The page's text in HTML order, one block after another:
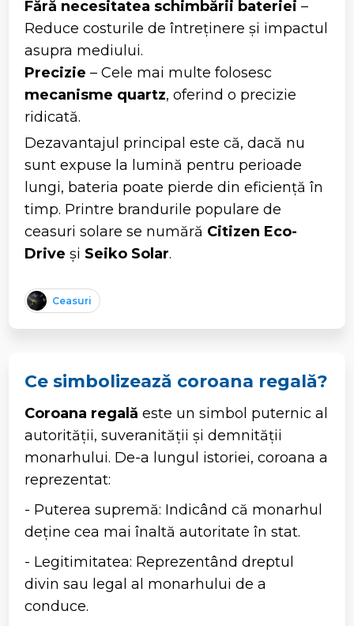
Fără necesitatea schimbării bateriei –
Reduce costurile de întreținere și impactul
asupra mediului.
Precizie – Cele mai multe folosesc
mecanisme quartz, oferind o precizie
ridicată.
Dezavantajul principal este că, dacă nu
sunt expuse la lumină pentru perioade
lungi, bateria poate pierde din eficiență în
timp. Printre brandurile populare de
ceasuri solare se numără Citizen Eco-
Drive și Seiko Solar.
Ceasuri
Ce simbolizează coroana regală?
Coroana regală este un simbol puternic al
autorității, suveranității și demnității
monarhului. De-a lungul istoriei, coroana a
reprezentat:
- Puterea supremă: Indicând că monarhul
deține cea mai înaltă autoritate în stat.
- Legitimitatea: Reprezentând dreptul
divin sau legal al monarhului de a
conduce.